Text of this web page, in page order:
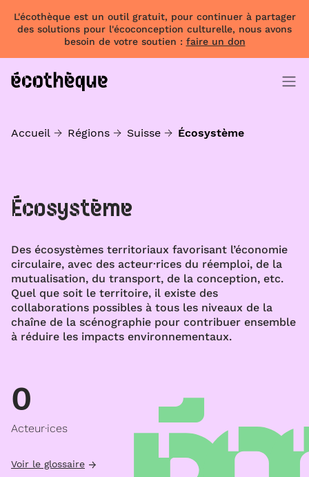
L'écothèque est un outil gratuit, pour continuer à partager
des solutions pour l'écoconception culturelle, nous avons
besoin de votre soutien : faire un don
Accueil Régions Suisse Écosystème
Écosystème
Des écosystèmes territoriaux favorisant l’économie
circulaire, avec des acteur·rices du réemploi, de la
mutualisation, du transport, de la conception, etc.
Quel que soit le territoire, il existe des
collaborations possibles à tous les niveaux de la
chaîne de la scénographie pour contribuer ensemble
à réduire les impacts environnementaux.
0
Acteur·ices
Voir le glossaire